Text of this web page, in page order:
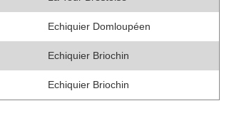
Echiquier Domloupéen
Echiquier Briochin
Echiquier Briochin